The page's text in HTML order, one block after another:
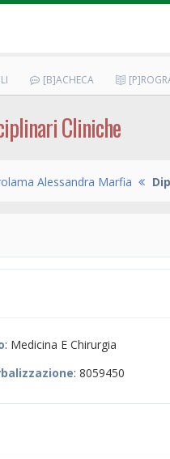
[B]ACHECA
Cliniche
Alessandra Marfia
: Medicina E Chirurgia
: 8059450